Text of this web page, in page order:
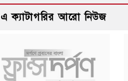
এ ক্যাটাগরির আরো নিউজ